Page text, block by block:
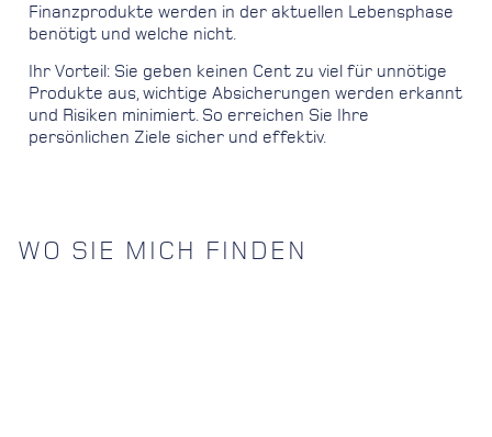
Finanzprodukte werden in der aktuellen Lebensphase
benötigt und welche nicht.
Ihr Vorteil: Sie geben keinen Cent zu viel für unnötige
Produkte aus, wichtige Absicherungen werden erkannt
und Risiken minimiert. So erreichen Sie Ihre
persönlichen Ziele sicher und effektiv.
WO SIE MICH FINDEN